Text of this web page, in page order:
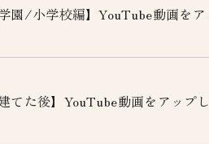
園/小学校編】YouTube動画をア
てた後】YouTube動画をアップ